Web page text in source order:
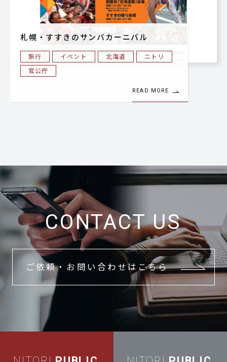
札幌・すすきのサンバカーニバル
旅行 イベント 北海道
ニトリ
官公庁
READ MORE
CONTACT US
ご依頼・お問い合わせはこちら